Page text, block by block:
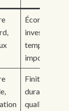
Économie,
temps
important
Finition
durable et de
qualité